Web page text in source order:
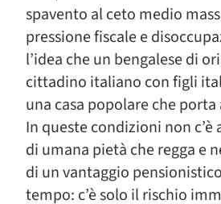
spavento al ceto medio
pressione fiscale e
l’idea che un bengalese di
cittadino italiano con figli
una casa popolare che
In queste condizioni non
di umana pietà che regga e
di un vantaggio
tempo: c’è solo il rischio